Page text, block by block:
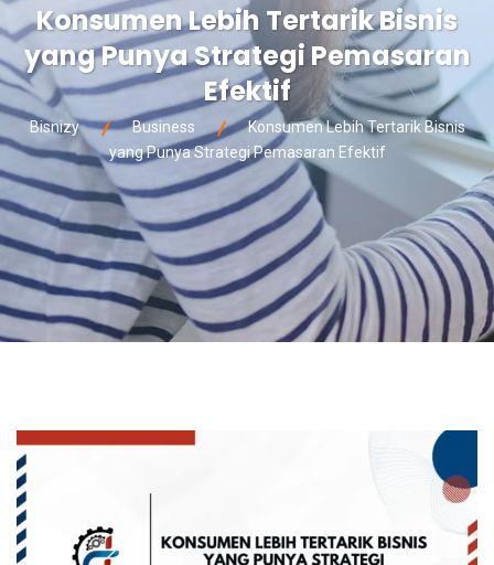
Konsumen Lebih Tertarik Bisnis
yang Punya Strategi Pemasaran
Efektif
Bisnizy Business
Konsumen Lebih Tertarik Bisnis
yang Punya Strategi Pemasaran Efektif